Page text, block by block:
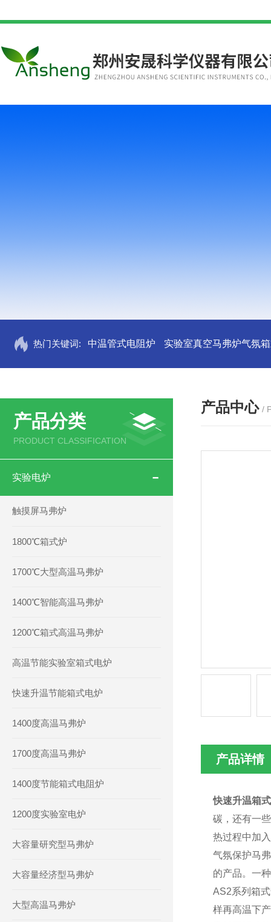
热门关键词: 中温管式电阻炉 实验室真空马弗炉气氛
产品分类
PRODUCT CLASSIFICATION
实验电炉
触摸屏马弗炉
1800℃箱式炉
1700℃大型高温马弗炉
1400℃智能高温马弗炉
1200℃箱式高温马弗炉
高温节能实验室箱式电炉
快速升温节能箱式电炉
1400度高温马弗炉
1700度高温马弗炉
1400度节能箱式电阻炉
1200度实验室电炉
大容量研究型马弗炉
大容量经济型马弗炉
大型高温马弗炉
产品中心 /
产品详情
快速升温箱
碳，还有一
热过程中加
气氛保护马
的产品。一
AS2系列箱
样再高温下